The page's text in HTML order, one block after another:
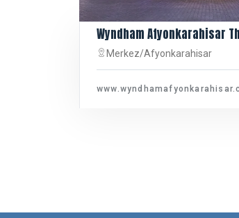
Wyndham Afyonkarahisar
Merkez/Afyonkarahisar